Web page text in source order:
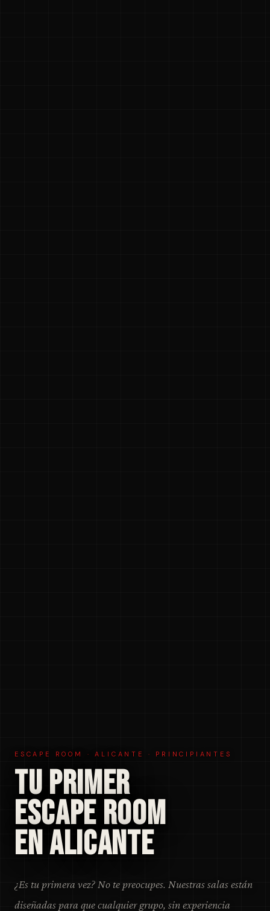
ESCAPE ROOM · ALICANTE · PRINCIPIANTES
TU PRIMER
ESCAPE ROOM
EN ALICANTE
¿Es tu primera vez? No te preocupes. Nuestras salas están
diseñadas para que cualquier grupo, sin experiencia